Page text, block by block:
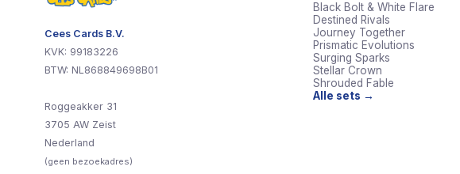
Cees Cards B.V.
KVK: 99183226
BTW: NL868849698B01
Roggeakker 31
3705 AW Zeist
Nederland
(geen bezoekadres)
Black Bolt & White Flare
Destined Rivals
Journey Together
Prismatic Evolutions
Surging Sparks
Stellar Crown
Shrouded Fable
Alle sets →